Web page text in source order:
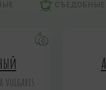
СЪЕДОБНЫЕ
vulgaris